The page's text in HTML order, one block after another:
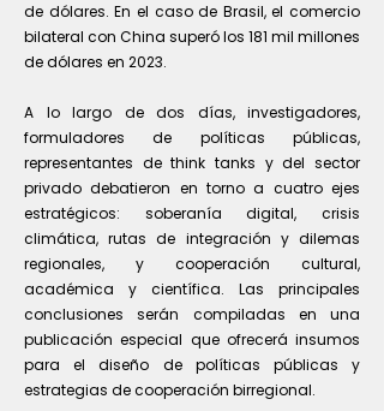
de dólares. En el caso de Brasil, el comercio
bilateral con China superó los 181 mil millones
de dólares en 2023.
A lo largo de dos días, investigadores,
formuladores de políticas públicas,
representantes de think tanks y del sector
privado debatieron en torno a cuatro ejes
estratégicos: soberanía digital, crisis
climática, rutas de integración y dilemas
regionales, y cooperación cultural,
académica y científica. Las principales
conclusiones serán compiladas en una
publicación especial que ofrecerá insumos
para el diseño de políticas públicas y
estrategias de cooperación birregional.